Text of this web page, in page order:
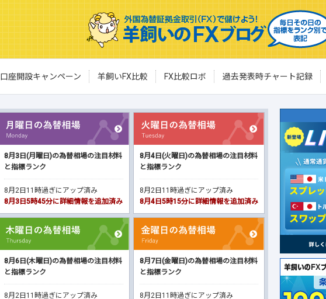
口座開設キャンペーン 羊飼いFX比較 FX比較ロボ 過去発表時チャート記録
8月3日(月曜日)の為替相場の注目材料
と指標ランク
8月2日11時過ぎにアップ済み
8月3日5時45分に詳細情報を追加済み
8月4日(火曜日)の為替相場の注目材料
と指標ランク
8月2日11時過ぎにアップ済み
8月4日5時15分に詳細情報を追加済み
8月6日(木曜日)の為替相場の注目材料
と指標ランク
8月2日11時過ぎにアップ済み
8月7日(金曜日)の為替相場の注目材料
と指標ランク
8月2日11時過ぎにアップ済み